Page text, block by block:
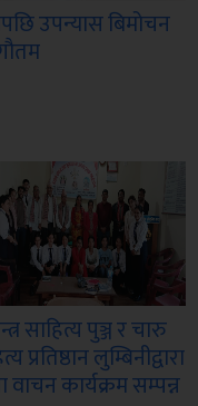
उपन्यास बिमोचन
साहित्य पुञ्ज र चारु
प्रतिष्ठान लुम्बिनीद्वारा
वाचन कार्यक्रम सम्पन्न